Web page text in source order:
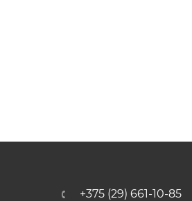
+375 (29) 661-10-85